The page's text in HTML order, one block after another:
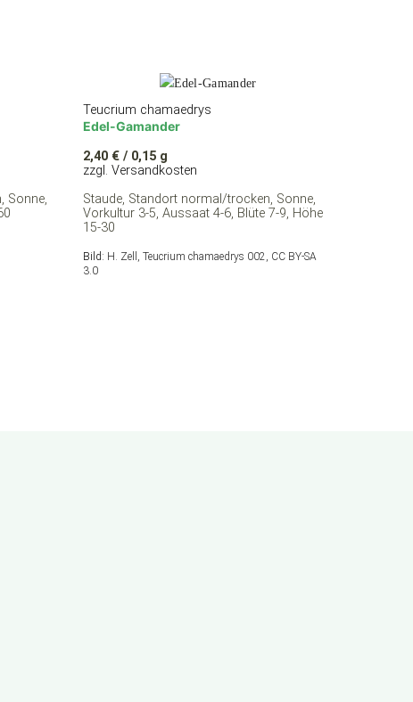
Sonne,
Teucrium chamaedrys
Edel-Gamander
2,40 €/ 0,15 g
zzgl. Versandkosten
Staude, Standort normal/trocken, Sonne,
Vorkultur 3-5, Aussaat 4-6, Blüte 7-9, Höhe
15-30
Bild: H. Zell, Teucrium chamaedrys 002, CC BY-SA
3.0